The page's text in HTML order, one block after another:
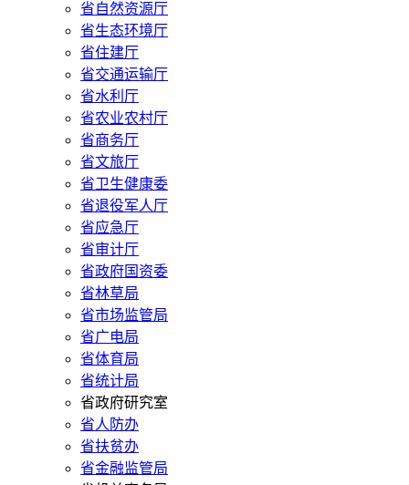
省自然资源厅
省生态环境厅
省住建厅
省交通运输厅
省水利厅
省农业农村厅
省商务厅
省文旅厅
省卫生健康委
省退役军人厅
省应急厅
省审计厅
省政府国资委
省林草局
省市场监管局
省广电局
省体育局
省统计局
省政府研究室
省人防办
省扶贫办
省金融监管局